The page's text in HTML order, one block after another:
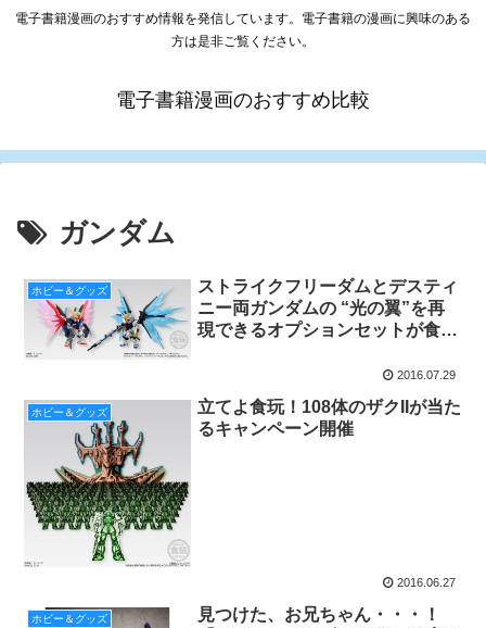
電子書籍漫画のおすすめ情報を発信しています。電子書籍の漫画に興味のある
方は是非ご覧ください。
電子書籍漫画のおすすめ比較
ガンダム
ホビー＆グッズ
ストライクフリーダムとデスティ
ニー両ガンダムの “光の翼”を再
現できるオプションセットが食玩
2016.07.29
ホビー＆グッズ
立てよ食玩！108体のザクIIが当た
るキャンペーン開催
2016.06.27
ホビー＆グッズ
見つけた、お兄ちゃん・・・！